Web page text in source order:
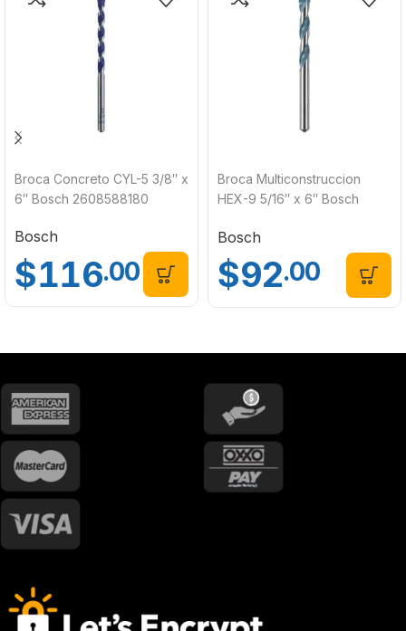
Broca Concreto CYL-5 3/8″ x
6″ Bosch 2608588180
Bosch
$116.00
Broca Multiconstruccion
HEX-9 5/16″ x 6″ Bosch
Bosch
$92.00